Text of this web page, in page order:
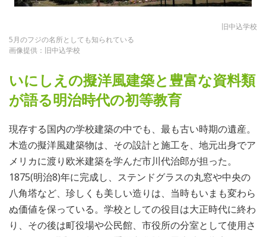
旧中込学校
5月のフジの名所としても知られている
画像提供：旧中込学校
いにしえの擬洋風建築と豊富な資料類
が語る明治時代の初等教育
現存する国内の学校建築の中でも、最も古い時期の遺産。
木造の擬洋風建築物は、その設計と施工を、地元出身でア
メリカに渡り欧米建築を学んだ市川代治郎が担った。
1875(明治8)年に完成し、ステンドグラスの丸窓や中央の
八角塔など、珍しくも美しい造りは、当時もいまも変わら
ぬ価値を保っている。学校としての役目は大正時代に終わ
り、その後は町役場や公民館、市役所の分室として使用さ